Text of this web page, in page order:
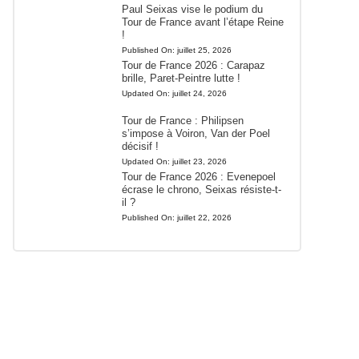
Paul Seixas vise le podium du
Tour de France avant l’étape Reine
!
Published On: juillet 25, 2026
Tour de France 2026 : Carapaz
brille, Paret-Peintre lutte !
Updated On: juillet 24, 2026
Tour de France : Philipsen
s’impose à Voiron, Van der Poel
décisif !
Updated On: juillet 23, 2026
Tour de France 2026 : Evenepoel
écrase le chrono, Seixas résiste-t-
il ?
Published On: juillet 22, 2026